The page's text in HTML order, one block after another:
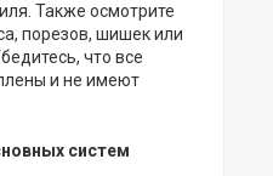
Также осмотрите
порезов, шишек или
что все
и не имеют
систем